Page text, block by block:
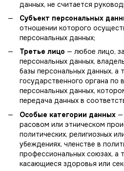
данных, не считается
Субъект персональных
отношении которого
персональных данных;
Третье лицо — любое лицо,
персональных данных,
базы персональных данных, а
государственного органа по
персональных данных,
передача данных в
Особые категории данных —
расовом или этническом
политических, религиозных
убеждениях, членстве в
профессиональных союзах, а
касающиеся здоровья или